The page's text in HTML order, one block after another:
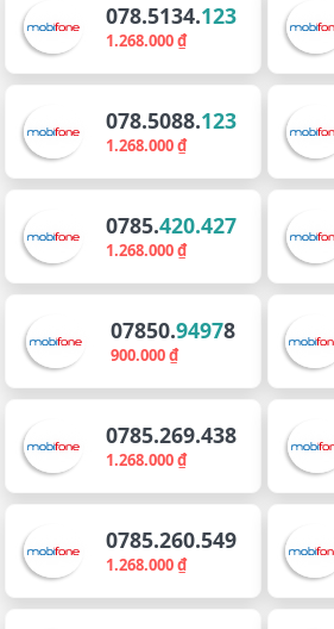
078.5134.123
1.268.000 ₫
078.5088.123
1.268.000 ₫
0785.420.427
1.268.000 ₫
07850.94978
900.000 ₫
0785.269.438
1.268.000 ₫
0785.260.549
1.268.000 ₫